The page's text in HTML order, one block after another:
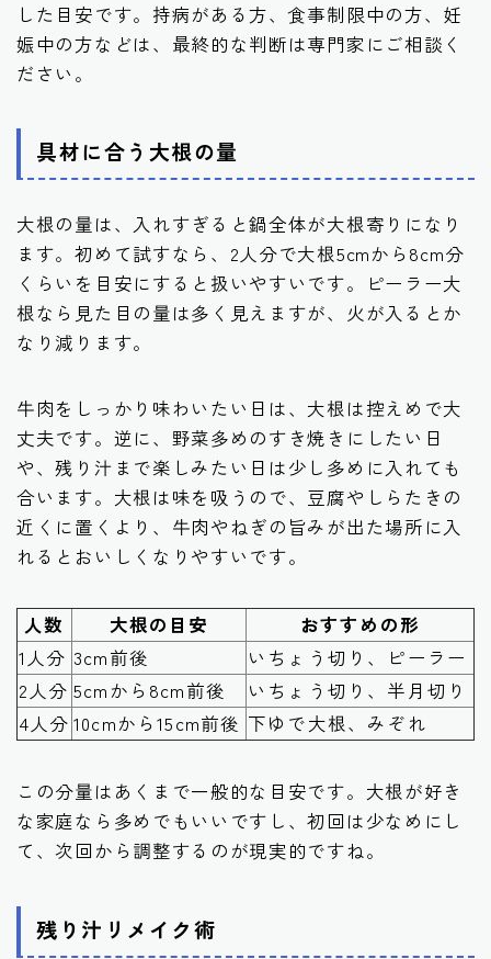
した目安です。持病がある方、食事制限中の方、妊
娠中の方などは、最終的な判断は専門家にご相談く
ださい。
具材に合う大根の量
大根の量は、入れすぎると鍋全体が大根寄りになり
ます。初めて試すなら、2人分で大根5cmから8cm分
くらいを目安にすると扱いやすいです。ピーラー大
根なら見た目の量は多く見えますが、火が入るとか
なり減ります。
牛肉をしっかり味わいたい日は、大根は控えめで大
丈夫です。逆に、野菜多めのすき焼きにしたい日
や、残り汁まで楽しみたい日は少し多めに入れても
合います。大根は味を吸うので、豆腐やしらたきの
近くに置くより、牛肉やねぎの旨みが出た場所に入
れるとおいしくなりやすいです。
人数 大根の目安
おすすめの形
1人分 3cm前後
いちょう切り、ピーラー
2人分 5cmから8cm前後
いちょう切り、半月切り
4人分 10cmから15cm前後 下ゆで大根、みぞれ
この分量はあくまで一般的な目安です。大根が好き
な家庭なら多めでもいいですし、初回は少なめにし
て、次回から調整するのが現実的ですね。
残り汁リメイク術